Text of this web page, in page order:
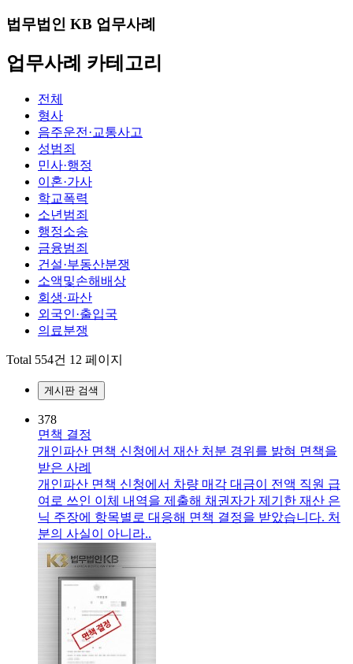
법무법인 KB 업무사례
업무사례 카테고리
전체
형사
음주운전·교통사고
성범죄
민사·행정
이혼·가사
학교폭력
소년범죄
행정소송
금융범죄
건설·부동산분쟁
소액및손해배상
회생·파산
외국인·출입국
의료분쟁
Total 554건 12 페이지
게시판 검색
378
면책 결정
개인파산 면책 신청에서 재산 처분 경위를 밝혀 면책을
받은 사례
개인파산 면책 신청에서 차량 매각 대금이 전액 직원 급
여로 쓰인 이체 내역을 제출해 채권자가 제기한 재산 은
닉 주장에 항목별로 대응해 면책 결정을 받았습니다. 처
분의 사실이 아니라..